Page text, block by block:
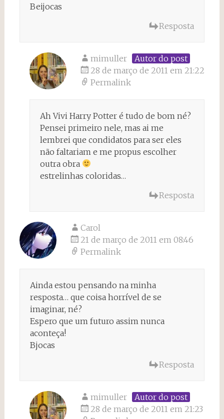
Beijocas
Resposta
mimuller
Autor do post
28 de março de 2011 em 21:22
Permalink
Ah Vivi Harry Potter é tudo de bom né?
Pensei primeiro nele, mas ai me
lembrei que condidatos para ser eles
não faltariam e me propus escolher
outra obra
estrelinhas coloridas…
Resposta
Carol
21 de março de 2011 em 08:46
Permalink
Ainda estou pensando na minha
resposta… que coisa horrível de se
imaginar, né?
Espero que um futuro assim nunca
aconteça!
Bjocas
Resposta
mimuller
Autor do post
28 de março de 2011 em 21:23